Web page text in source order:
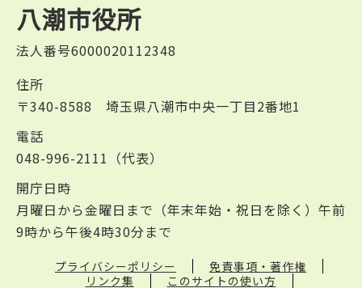
八潮市役所
法人番号6000020112348
住所
〒340-8588 埼玉県八潮市中央一丁目2番地1
電話
048-996-2111（代表）
開庁日時
月曜日から金曜日まで（年末年始・祝日を除く）午前
9時から午後4時30分まで
プライバシーポリシー
免責事項・著作権
リンク集
このサイトの使い方